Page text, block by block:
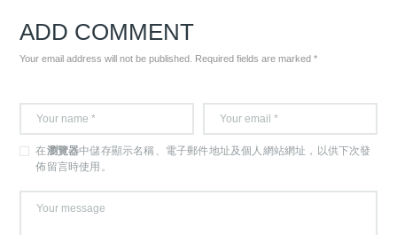
ADD COMMENT
Your email address will not be published. Required fields are marked *
在瀏覽器中儲存顯示名稱、電子郵件地址及個人網站網址，以供下次發
佈留言時使用。